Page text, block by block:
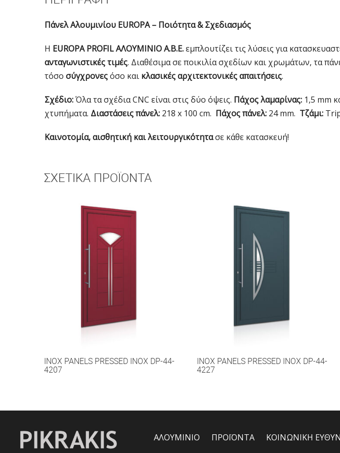
Πάνελ Αλουμινίου EUROPA – Ποιότητα & Σχεδιασμός
Η EUROPA PROFIL ΑΛΟΥΜΙΝΙΟ Α.Β.Ε.εμπλουτίζει τις λύσεις για
ανταγωνιστικές τιμές. Διαθέσιμα σε ποικιλία σχεδίων και χρωμάτων, τα
τόσο σύγχρονεςόσο και κλασικές αρχιτεκτονικές απαιτήσεις.
Σχέδιο:Όλα τα σχέδια CNC είναι στις δύο όψεις. Πάχος λαμαρίνας: 1,5 mm
χτυπήματα. Διαστάσεις πάνελ: 218 x 100 cm. Πάχος πάνελ: 24 mm. Τζάμι:
Καινοτομία, αισθητική και λειτουργικότητασε κάθε κατασκευή!
ΣΧΕΤΙΚΆ ΠΡΟΪΌΝΤΑ
INOX PANELS PRESSED INOX DP-44-
4207
INOX PANELS PRESSED INOX DP-44-
4227
ΑΛΟΥΜΙΝΙΟ ΠΡΟΪΟΝΤΑ ΚΟΙΝΩΝΙΚΗ